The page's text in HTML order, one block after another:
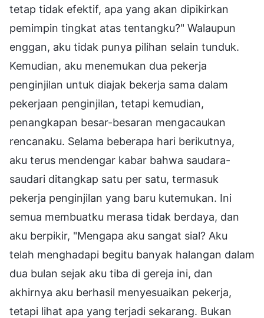
tetap tidak efektif, apa yang akan dipikirkan
pemimpin tingkat atas tentangku?" Walaupun
enggan, aku tidak punya pilihan selain tunduk.
Kemudian, aku menemukan dua pekerja
penginjilan untuk diajak bekerja sama dalam
pekerjaan penginjilan, tetapi kemudian,
penangkapan besar-besaran mengacaukan
rencanaku. Selama beberapa hari berikutnya,
aku terus mendengar kabar bahwa saudara-
saudari ditangkap satu per satu, termasuk
pekerja penginjilan yang baru kutemukan. Ini
semua membuatku merasa tidak berdaya, dan
aku berpikir, "Mengapa aku sangat sial? Aku
telah menghadapi begitu banyak halangan dalam
dua bulan sejak aku tiba di gereja ini, dan
akhirnya aku berhasil menyesuaikan pekerja,
tetapi lihat apa yang terjadi sekarang. Bukan